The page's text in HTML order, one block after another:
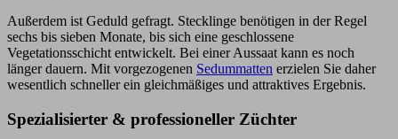
Außerdem ist Geduld gefragt. Stecklinge benötigen in der Regel
sechs bis sieben Monate, bis sich eine geschlossene
Vegetationsschicht entwickelt. Bei einer Aussaat kann es noch
länger dauern. Mit vorgezogenen Sedummatten erzielen Sie daher
wesentlich schneller ein gleichmäßiges und attraktives Ergebnis.
Spezialisierter & professioneller Züchter